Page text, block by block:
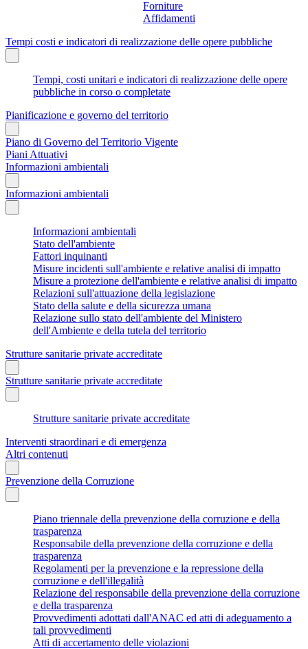
Forniture
Affidamenti
Tempi costi e indicatori di realizzazione delle opere pubbliche
Tempi, costi unitari e indicatori di realizzazione delle opere
pubbliche in corso o completate
Pianificazione e governo del territorio
Piano di Governo del Territorio Vigente
Piani Attuativi
Informazioni ambientali
Informazioni ambientali
Informazioni ambientali
Stato dell'ambiente
Fattori inquinanti
Misure incidenti sull'ambiente e relative analisi di impatto
Misure a protezione dell'ambiente e relative analisi di impatto
Relazioni sull'attuazione della legislazione
Stato della salute e della sicurezza umana
Relazione sullo stato dell'ambiente del Ministero
dell'Ambiente e della tutela del territorio
Strutture sanitarie private accreditate
Strutture sanitarie private accreditate
Strutture sanitarie private accreditate
Interventi straordinari e di emergenza
Altri contenuti
Prevenzione della Corruzione
Piano triennale della prevenzione della corruzione e della
trasparenza
Responsabile della prevenzione della corruzione e della
trasparenza
Regolamenti per la prevenzione e la repressione della
corruzione e dell'illegalità
Relazione del responsabile della prevenzione della corruzione
e della trasparenza
Provvedimenti adottati dall'ANAC ed atti di adeguamento a
tali provvedimenti
Atti di accertamento delle violazioni